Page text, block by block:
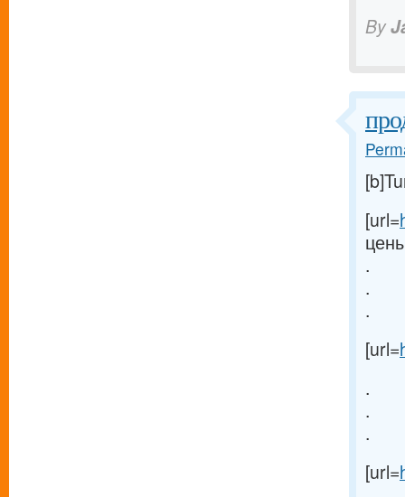
By
[url=
.
.
.
[url=
.
.
.
[url=